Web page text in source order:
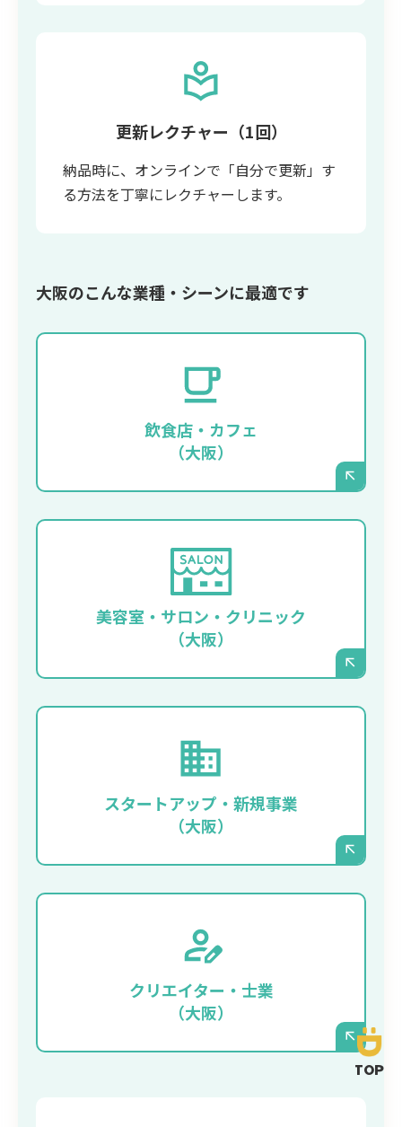
更新レクチャー（1回）
納品時に、オンラインで「自分で更新」す
る方法を丁寧にレクチャーします。
大阪のこんな業種・シーンに最適です
飲食店・カフェ
（大阪）
季節のメニューやイベント情報を、タイム
リーに「自分で更新」したい。
美容室・サロン・クリニック
（大阪）
施術事例やスタッフのブログを、デザイン
性を保ったまま「自分で更新」したい。
スタートアップ・新規事業
（大阪）
まずはスピーディに、かつプロ品質の顔と
なるサイトを立ち上げたい。
クリエイター・士業
（大阪）
信頼感が伝わるプロのデザインと、休診日
軽さが欲しい。
TOP